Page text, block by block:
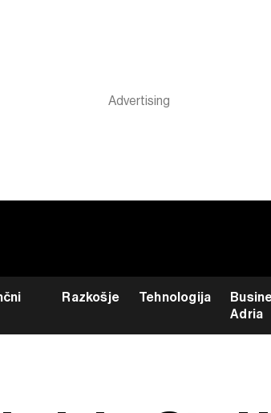
Razkošje Tehnologija
Adria